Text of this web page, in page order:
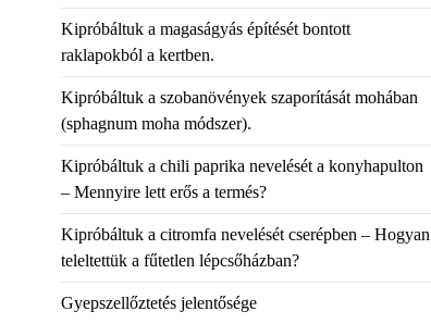
Kipróbáltuk a magaságyás építését bontott
raklapokból a kertben.
Kipróbáltuk a szobanövények szaporítását mohában
(sphagnum moha módszer).
Kipróbáltuk a chili paprika nevelését a konyhapulton
– Mennyire lett erős a termés?
Kipróbáltuk a citromfa nevelését cserépben – Hogyan
teleltettük a fűtetlen lépcsőházban?
Gyepszellőztetés jelentősége